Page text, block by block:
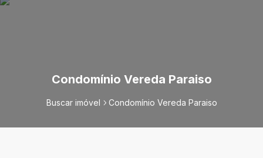
Condomínio Vereda Paraiso
Buscar imóvel Condomínio Vereda Paraiso